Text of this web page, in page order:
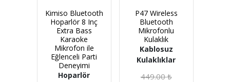
Kimiso Bluetooth
Hoparlör 8 Inç
Extra Bass
Karaoke
Mikrofon ile
Eğlenceli Parti
Deneyimi
Hoparlör
P47 Wireless
Bluetooth
Mikrofonlu
Kulaklık
Kablosuz
Kulaklıklar
449.00₺